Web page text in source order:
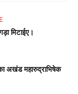
मिटाईए।
अखंड महारुद्राभिषेक